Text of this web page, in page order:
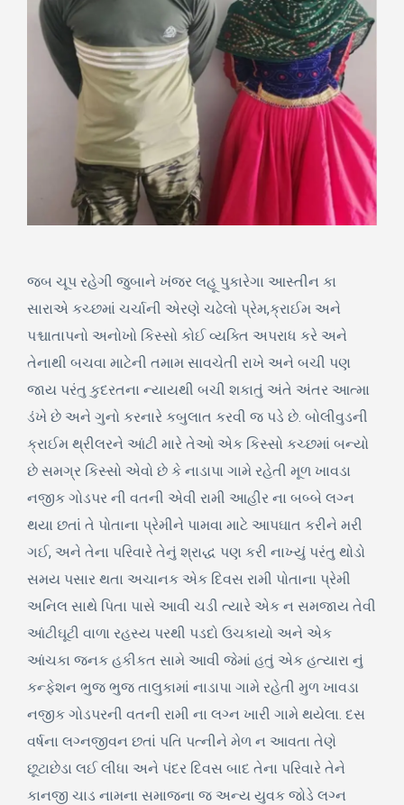
જબ ચૂપ રહેગી જુબાને ખંજર લહૂ પુકારેગા આસ્તીન કા
સારાએ કચ્છમાં ચર્ચાની એરણે ચઢેલો પ્રેમ,ક્રાઈમ અને
પશ્ચાતાપનો અનોખો કિસ્સો કોઈ વ્યક્તિ અપરાધ કરે અને
તેનાથી બચવા માટેની તમામ સાવચેતી રાખે અને બચી પણ
જાય પરંતુ કુદરતના ન્યાયથી બચી શકાતું અંતે અંતર આત્મા
ડંખે છે અને ગુનો કરનારે કબુલાત કરવી જ પડે છે. બોલીવુડની
ક્રાઈમ થ્રીલરને આંટી મારે તેઓ એક કિસ્સો કચ્છમાં બન્યો
છે સમગ્ર કિસ્સો એવો છે કે નાડાપા ગામે રહેતી મૂળ ખાવડા
નજીક ગોડપર ની વતની એવી રામી આહીર ના બબ્બે લગ્ન
થયા છતાં તે પોતાના પ્રેમીને પામવા માટે આપઘાત કરીને મરી
ગઈ, અને તેના પરિવારે તેનું શ્રાદ્ધ પણ કરી નાખ્યું પરંતુ થોડો
સમય પસાર થતા અચાનક એક દિવસ રામી પોતાના પ્રેમી
અનિલ સાથે પિતા પાસે આવી ચડી ત્યારે એક ન સમજાય તેવી
આંટીઘૂટી વાળા રહસ્ય પરથી પડદો ઉચકાયો અને એક
આંચકા જનક હકીકત સામે આવી જેમાં હતું એક હત્યારા નું
કન્ફેશન ભુજ ભુજ તાલુકામાં નાડાપા ગામે રહેતી મુળ ખાવડા
નજીક ગોડપરની વતની રામી ના લગ્ન ખારી ગામે થયેલા. દસ
વર્ષના લગ્નજીવન છતાં પતિ પત્નીને મેળ ન આવતા તેણે
છૂટાછેડા લઈ લીધા અને પંદર દિવસ બાદ તેના પરિવારે તેને
કાનજી ચાડ નામના સમાજના જ અન્ય યુવક જોડે લગ્ન